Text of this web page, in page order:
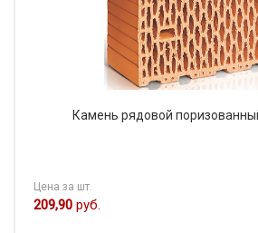
Камень рядовой
Цена за шт.
209,90 руб.